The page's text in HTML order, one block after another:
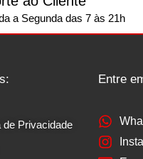
a Segunda das 7 às 21h
de Privacidade
Entre